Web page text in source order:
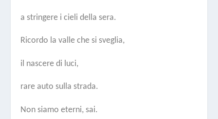
a stringere i cieli della sera.
Ricordo la valle che si sveglia,
il nascere di luci,
rare auto sulla strada.
Non siamo eterni, sai.